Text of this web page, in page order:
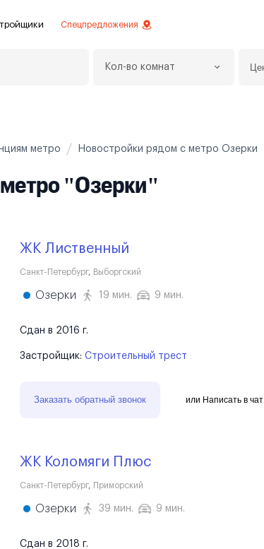
Спецпредложения
Кол-во комнат
метро Новостройки рядом с метро Озерки
метро "Озерки"
ЖК Лиственный
Санкт-Петербург, Выборгский
Озерки 19 мин. 9 мин.
Сдан в 2016 г.
Застройщик: Строительный трест
Заказать обратный звонок или Написать в чат
ЖК Коломяги Плюс
Санкт-Петербург, Приморский
Озерки 39 мин. 9 мин.
Сдан в 2018 г.